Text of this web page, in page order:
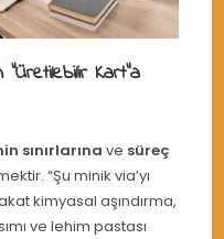
Kart”a
sınırlarına ve süreç
“Şu minik via’yı
kimyasal aşındırma,
ve lehim pastası